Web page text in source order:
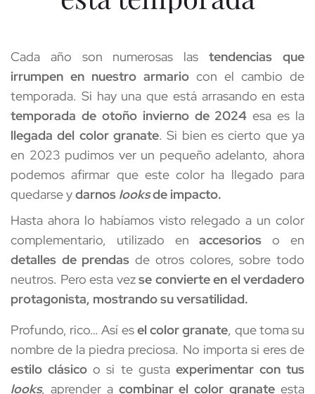
Cada año son numerosas las tendencias que
irrumpen en nuestro armario con el cambio de
temporada de otoño invierno de 2024
llegada del color granate. Si bien es cierto que ya
en 2023 pudimos ver un pequeño adelanto, ahora
podemos afirmar que este color ha llegado para
quedarse y darnos looks de impacto.
Hasta ahora lo habíamos visto relegado a un color
complementario, utilizado en accesorios
detalles de prendas de otros colores, sobre todo
neutros. Pero esta vez se convierte en el verdadero
protagonista, mostrando su versatilidad.
Profundo, rico… Así es el color granate, que toma su
estilo clásico o si te gusta
looks, aprender a combinar el color granate esta